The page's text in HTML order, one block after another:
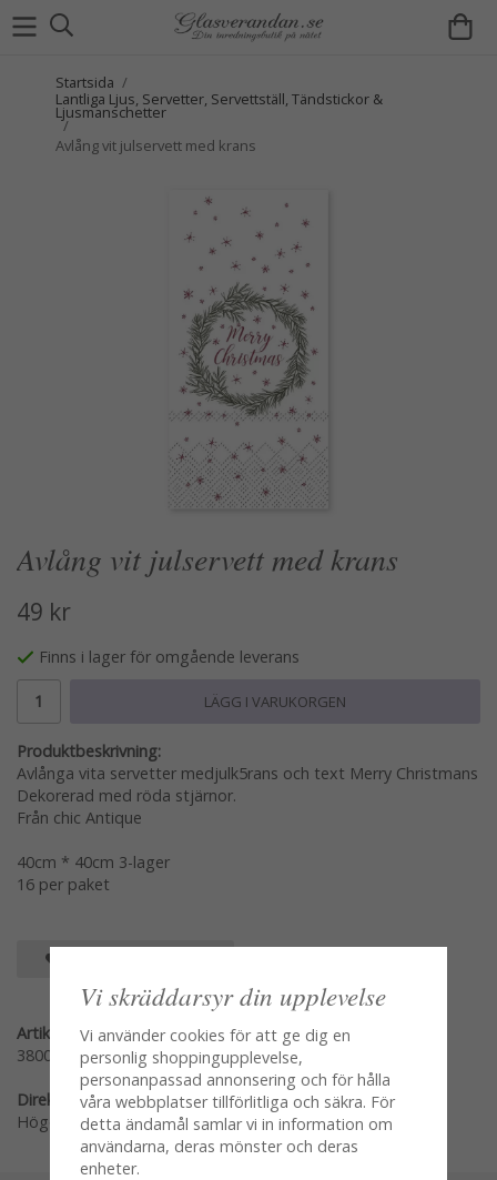
Startsida /
Lantliga Ljus, Servetter, Servettställ, Tändstickor &
Ljusmanschetter
/
Avlång vit julservett med krans
Avlång vit julservett med krans
49 kr
Finns i lager för omgående leverans
LÄGG I VARUKORGEN
Produktbeskrivning:
Avlånga vita servetter medjulk5rans och text Merry Christmans
Dekorerad med röda stjärnor.
Från chic Antique
40cm * 40cm 3-lager
16 per paket
Artikelnummer:
38000533
Direktlänk:
Högerklicka och kopiera adressen
Vi skräddarsyr din upplevelse
Vi använder cookies för att ge dig en
personlig shoppingupplevelse,
personanpassad annonsering och för hålla
våra webbplatser tillförlitliga och säkra. För
detta ändamål samlar vi in information om
användarna, deras mönster och deras
enheter.